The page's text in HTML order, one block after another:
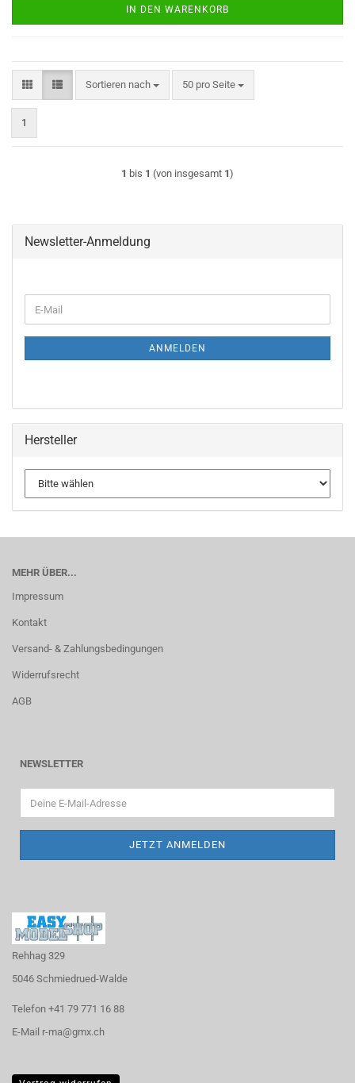
IN DEN WARENKORB
Sortieren nach
Sortieren nach 50 pro Seite
pro Seite
1
1 bis 1 (von insgesamt 1)
Newsletter-Anmeldung
ZUR
E-
Mail
ANMELDEN
Hersteller
MEHR ÜBER...
Impressum
Kontakt
Versand- & Zahlungsbedingungen
Widerrufsrecht
AGB
NEWSLETTER
Rehhag 329
5046 Schmiedrued-Walde
Telefon +41 79 771 16 88
E-Mail r-ma@gmx.ch